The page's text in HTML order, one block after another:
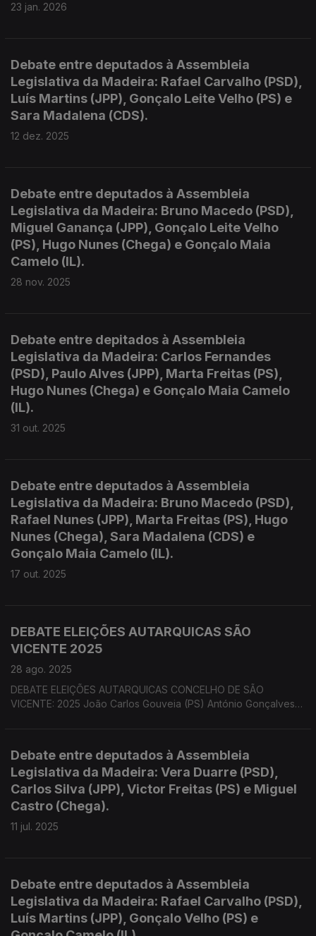
23 jan. 2026
Debate entre deputados à Assembleia
Legislativa da Madeira: Rafael Carvalho (PSD),
Luís Martins (JPP), Gonçalo Leite Velho (PS) e
Sara Madalena (CDS).
12 dez. 2025
Debate entre deputados à Assembleia
Legislativa da Madeira: Bruno Macedo (PSD),
Miguel Ganança (JPP), Gonçalo Leite Velho
(PS), Hugo Nunes (Chega) e Gonçalo Maia
Camelo (IL).
28 nov. 2025
Debate entre depitados à Assembleia
Legislativa da Madeira: Carlos Fernandes
(PSD), Paulo Alves (JPP), Marta Freitas (PS),
Hugo Nunes (Chega) e Gonçalo Maia Camelo
(IL).
31 out. 2025
Debate entre deputados à Assembleia
Legislativa da Madeira: Bruno Macedo (PSD),
Rafael Nunes (JPP), Marta Freitas (PS), Hugo
Nunes (Chega), Sara Madalena (CDS) e
Gonçalo Maia Camelo (IL).
17 out. 2025
DEBATE ELEIÇÕES AUTARQUICAS SÃO
VICENTE 2025
28 ago. 2025
DEBATE ELEIÇÕES AUTARQUICAS CONCELHO DE SÃO
VICENTE: 2025 João Carlos Gouveia (PS) António Gonçalves
Debate entre deputados à Assembleia
Legislativa da Madeira: Vera Duarre (PSD),
Carlos Silva (JPP), Victor Freitas (PS) e Miguel
Castro (Chega).
11 jul. 2025
Debate entre deputados à Assembleia
Legislativa da Madeira: Rafael Carvalho (PSD),
Luís Martins (JPP), Gonçalo Velho (PS) e